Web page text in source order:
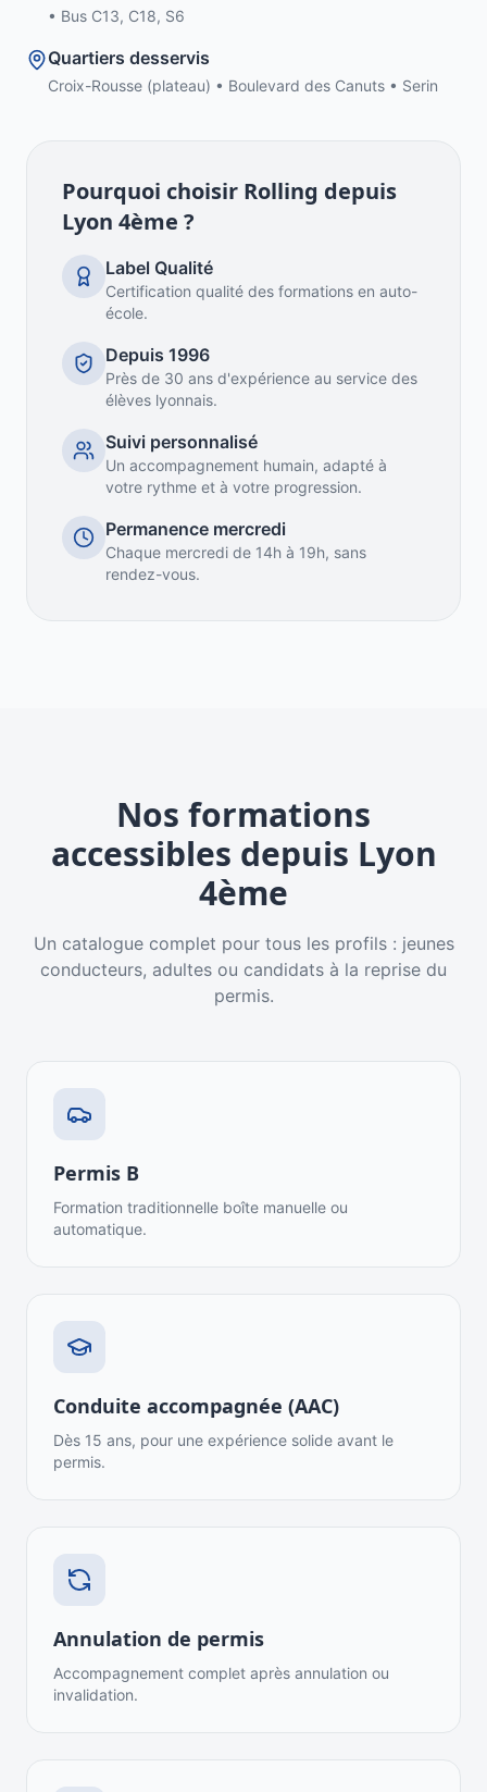
• Bus C13, C18, S6
Quartiers desservis
Croix-Rousse (plateau) • Boulevard des Canuts • Serin
Pourquoi choisir Rolling depuis
Lyon 4ème ?
Label Qualité
Certification qualité des formations en auto-
école.
Depuis 1996
Près de 30 ans d'expérience au service des
élèves lyonnais.
Suivi personnalisé
Un accompagnement humain, adapté à
votre rythme et à votre progression.
Permanence mercredi
Chaque mercredi de 14h à 19h, sans
rendez-vous.
Nos formations
accessibles depuis Lyon
4ème
Un catalogue complet pour tous les profils : jeunes
conducteurs, adultes ou candidats à la reprise du
permis.
Permis B
Formation traditionnelle boîte manuelle ou
automatique.
Conduite accompagnée (AAC)
Dès 15 ans, pour une expérience solide avant le
permis.
Annulation de permis
Accompagnement complet après annulation ou
invalidation.